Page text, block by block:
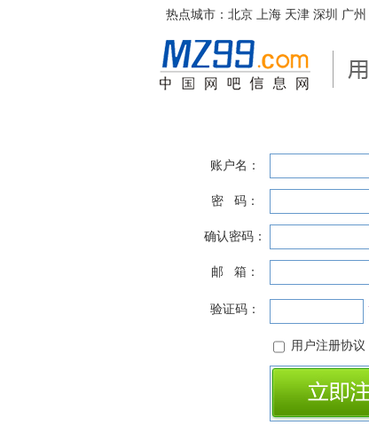
热点城市： 北京 上海 天津 深圳 广州
账户名：
密 码：
确认密码：
邮 箱：
验证码：
用户注册协议